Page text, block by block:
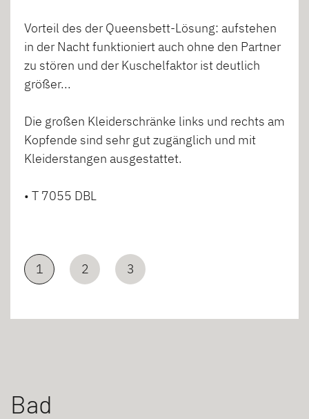
Vorteil des der Queensbett-Lösung: aufstehen
in der Nacht funktioniert auch ohne den Partner
zu stören und der Kuschelfaktor ist deutlich
größer...
Die großen Kleiderschränke links und rechts am
Kopfende sind sehr gut zugänglich und mit
Kleiderstangen ausgestattet.
• T 7055 DBL
1 2 3
Bad